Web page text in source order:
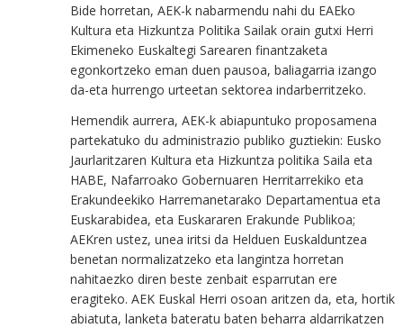
Bide horretan, AEK-k nabarmendu nahi du EAEko
Kultura eta Hizkuntza Politika Sailak orain gutxi Herri
Ekimeneko Euskaltegi Sarearen finantzaketa
egonkortzeko eman duen pausoa, baliagarria izango
da-eta hurrengo urteetan sektorea indarberritzeko.
Hemendik aurrera, AEK-k abiapuntuko proposamena
partekatuko du administrazio publiko guztiekin: Eusko
Jaurlaritzaren Kultura eta Hizkuntza politika Saila eta
HABE, Nafarroako Gobernuaren Herritarrekiko eta
Erakundeekiko Harremanetarako Departamentua eta
Euskarabidea, eta Euskararen Erakunde Publikoa;
AEKren ustez, unea iritsi da Helduen Euskalduntzea
benetan normalizatzeko eta langintza horretan
nahitaezko diren beste zenbait esparrutan ere
eragiteko. AEK Euskal Herri osoan aritzen da, eta, hortik
abiatuta, lanketa bateratu baten beharra aldarrikatzen